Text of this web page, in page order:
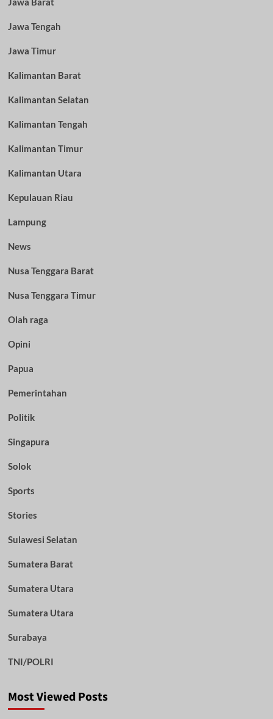
Jawa Tengah
Jawa Timur
Kalimantan Barat
Kalimantan Selatan
Kalimantan Tengah
Kalimantan Timur
Kalimantan Utara
Kepulauan Riau
Lampung
News
Nusa Tenggara Barat
Nusa Tenggara Timur
Olah raga
Opini
Papua
Pemerintahan
Politik
Singapura
Solok
Sports
Stories
Sulawesi Selatan
Sumatera Barat
Sumatera Utara
Sumatera Utara
Surabaya
TNI/POLRI
Most Viewed Posts